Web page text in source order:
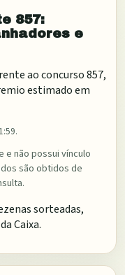
857:
e
ao concurso857,
estimado em
.
e não possui vínculo
são obtidos de
sorteadas,
Caixa.